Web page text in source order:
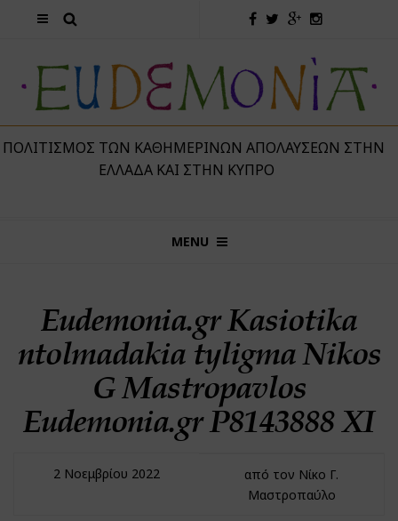
ΤΩΝ ΚΑΘΗΜΕΡΙΝΏΝ ΑΠΟΛΑΎΣΕΩΝ ΣΤΗΝ
ΕΛΛΆΔΑ ΚΑΙ ΣΤΗΝ ΚΎΠΡΟ
MENU
Eudemonia.gr Kasiotika
ntolmadakia tyligma Nikos
G Mastropavlos
Eudemonia.gr P8143888 XI
2 Νοεμβρίου 2022
από τον Νίκο Γ.
Μαστροπαύλο